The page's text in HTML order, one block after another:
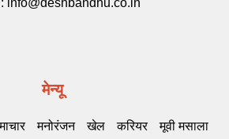
मेन्यू
मनोरंजन खेल करियर मूवी मसाला